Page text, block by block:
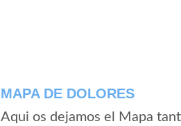
MAPA DE DOLORES
Aqui os dejamos el Mapa